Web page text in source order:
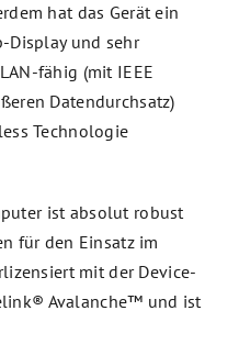
hat das Gerät ein
Display und sehr
fähig (mit IEEE
Datendurchsatz)
Technologie
ist absolut robust
für den Einsatz im
mit der Device-
Avalanche™ und ist